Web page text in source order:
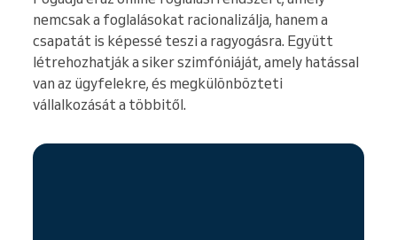
nemcsak a foglalásokat racionalizálja, hanem a
csapatát is képessé teszi a ragyogásra. Együtt
létrehozhatják a siker szimfóniáját, amely hatással
van az ügyfelekre, és megkülönbözteti
vállalkozását a többitől.